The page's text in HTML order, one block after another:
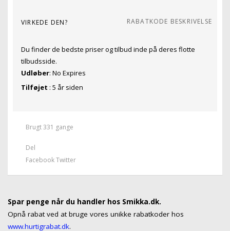
VIRKEDE DEN? RABATKODE BESKRIVELSE
Du finder de bedste priser og tilbud inde på deres flotte
tilbudsside.
Udløber: No Expires
Tilføjet : 5 år siden
Brugt 331 gange
Del
FacebookTwitter
Spar penge når du handler hos Smikka.dk.
Opnå rabat ved at bruge vores unikke rabatkoder hos
www.hurtigrabat.dk.